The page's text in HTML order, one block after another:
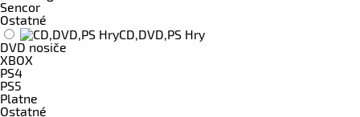
Sencor
Ostatné
CD,DVD,PS Hry
DVD nosiče
XBOX
PS4
PS5
Platne
Ostatné